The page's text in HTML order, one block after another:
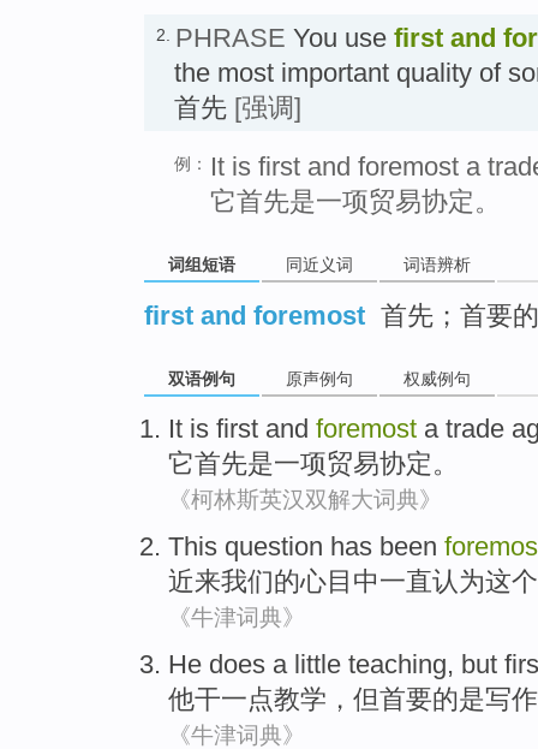
2. PHRASE You use first and
the most important quality of
首先 [强调]
例：
It is first and foremost a
它首先是一项贸易协定。
词组短语 同近义词 词语辨析
first and foremost 首先；首要
双语例句 原声例句 权威例句
It is first and foremost a trade
它首先是一项贸易协定。
《柯林斯英汉双解大词典》
This question has been
近来我们的心目中一直认为这个
《牛津词典》
He does a little teaching, but
他干一点教学 ， 但首要的是写作
《牛津词典》